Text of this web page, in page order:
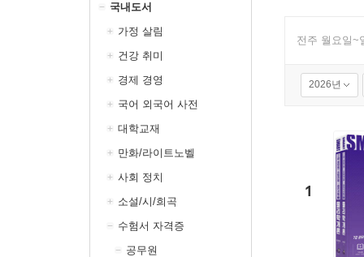
국내도서
가정 살림
건강 취미
경제 경영
국어 외국어 사전
대학교재
만화/라이트노벨
사회 정치
소설/시/희곡
수험서 자격증
공무원
전주 월요일~
2026년
1